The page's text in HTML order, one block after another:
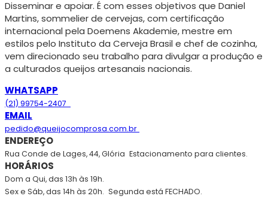
Disseminar e apoiar. É com esses objetivos que Daniel
Martins, sommelier de cervejas, com certificação
internacional pela Doemens Akademie, mestre em
estilos pelo Instituto da Cerveja Brasil e chef de cozinha,
vem direcionado seu trabalho para divulgar a produção e
a culturados queijos artesanais nacionais.
WHATSAPP
(21) 99754-2407
EMAIL
pedido@queijocomprosa.com.br
ENDEREÇO
Rua Conde de Lages, 44, Glória Estacionamento para clientes.
HORÁRIOS
Dom a Qui, das 13h às 19h.
Sex e Sáb, das 14h às 20h. Segunda está FECHADO.